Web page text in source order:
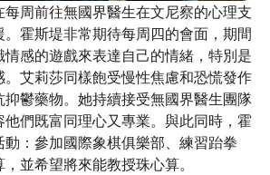
周前往無國界醫生在文尼察的心理支
霍斯堤非常期待每周四的會面，期間
感的遊戲來表達自己的情緒，特別是
艾莉莎同樣飽受慢性焦慮和恐慌發作
鬱藥物。她持續接受無國界醫生團隊
們既富同理心又專業。與此同時，霍
：參加國際象棋俱樂部、練習跆拳
並希望將來能教授珠心算。